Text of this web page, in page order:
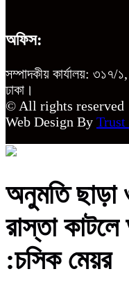
অফিস:
সম্পাদকীয় কার্যালয়: ৩১৭/
ঢাকা।
© All rights reserved
Web Design By
অনুমতি ছাড়া
রাস্তা
:চসিক মেয়র